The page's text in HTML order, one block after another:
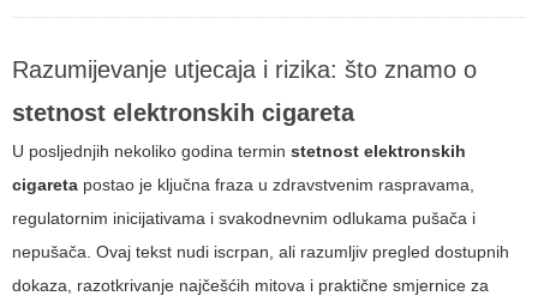
Razumijevanje utjecaja i rizika: što znamo o
stetnost elektronskih cigareta
U posljednjih nekoliko godina termin stetnost elektronskih
cigareta postao je ključna fraza u zdravstvenim raspravama,
regulatornim inicijativama i svakodnevnim odlukama pušača i
nepušača. Ovaj tekst nudi iscrpan, ali razumljiv pregled dostupnih
dokaza, razotkrivanje najčešćih mitova i praktične smjernice za